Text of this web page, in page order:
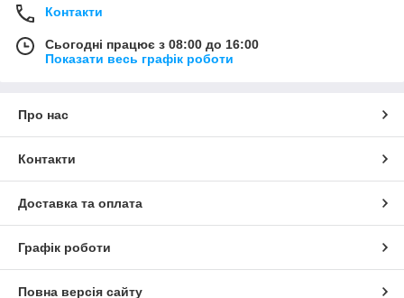
Контакти
Сьогодні працює з 08:00 до 16:00
Показати весь графік роботи
Про нас
Контакти
Доставка та оплата
Графік роботи
Повна версія сайту